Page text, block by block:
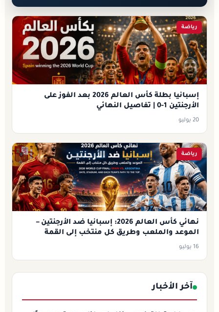
رياضة
إسبانيا بطلة كأس العالم 2026 بعد الفوز على
الأرجنتين 1-0 | تفاصيل النهائي
20 يوليو
رياضة
نهائي كأس العالم 2026: إسبانيا ضد الأرجنتين –
الموعد والملعب وطريق كل منتخب إلى القمة
16 يوليو
آخر الأخبار